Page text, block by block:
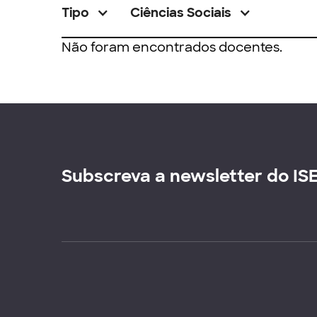
Tipo Ciências Sociais
Não foram encontrados docentes.
Subscreva a newsletter do